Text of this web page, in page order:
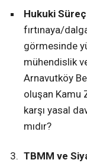
Hukuki
fırtınaya/
görmesinde
mühendislik
Arnavutköy
oluşan Kamu
karşı yasal
mıdır?
TBMM ve